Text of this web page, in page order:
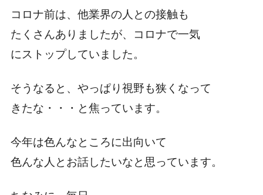
コロナ前は、他業界の人との接触も
たくさんありましたが、コロナで一気
にストップしていました。
そうなると、やっぱり視野も狭くなって
きたな・・・と焦っています。
今年は色んなところに出向いて
色んな人とお話したいなと思っています。